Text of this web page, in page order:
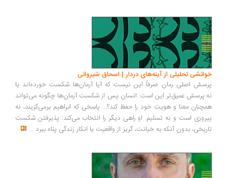
تحلیلی از آینه‌های دردار | اسحاق شیروانی
اصلی رمان صرفاً این نیست که آیا آرمان‌ها شکست خورده‌اند یا
عمیق‌تر این است: انسان پس از شکست آرمان‌ها چگونه می‌تواند
معنا و هویت خود را حفظ کند؟... پاسخی که ابراهیم برمی‌گزیند، نه
است و نه تسلیم. او راهی دیگر را انتخاب می‌کند: پذیرفتن شکست
بدون آنکه به خیانت، گریز از واقعیت یا انکار زندگی پناه ببرد...